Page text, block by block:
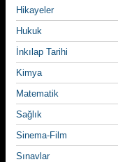
Hikayeler
Hukuk
İnkılap Tarihi
Kimya
Matematik
Sağlık
Sinema-Film
Sınavlar